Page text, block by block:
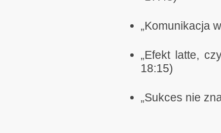
„Komunikacja
„Efekt latte,
18:15)
„Sukces nie